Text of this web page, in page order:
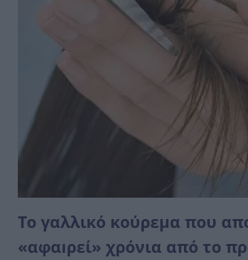
Το γαλλικό κούρεμα που
«αφαıρεί» χρόνια από το